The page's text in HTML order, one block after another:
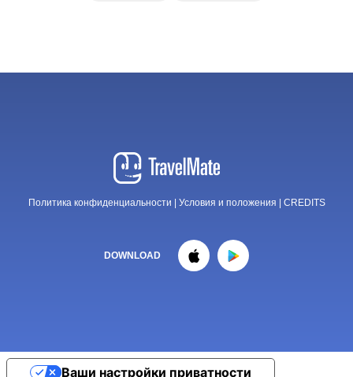
Политика конфиденциальности Условия и положения CREDITS
DOWNLOAD
Ваши настройки приватности